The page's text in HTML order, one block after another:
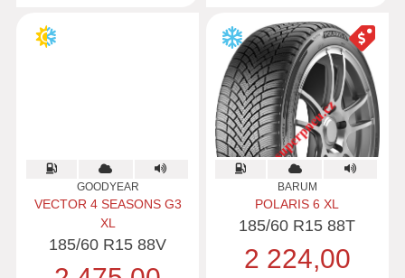
GOODYEAR
VECTOR 4 SEASONS G3
XL
185/60 R15 88V
BARUM
POLARIS 6 XL
185/60 R15 88T
2 224,00